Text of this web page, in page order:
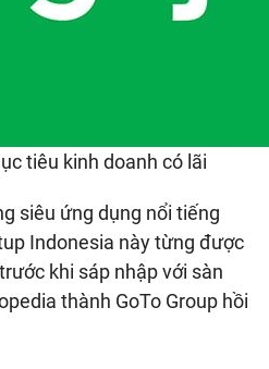
tiêu kinh doanh có lãi
siêu ứng dụng nổi tiếng
Indonesia này từng được
khi sáp nhập với sàn
thành GoTo Group hồi